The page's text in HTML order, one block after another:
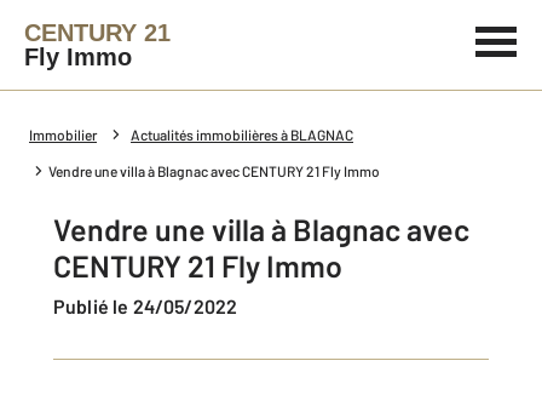
CENTURY 21
Fly Immo
Immobilier Actualités immobilières à BLAGNAC
Vendre une villa à Blagnac avec CENTURY 21 Fly Immo
Vendre une villa à Blagnac avec
CENTURY 21 Fly Immo
Publié le 24/05/2022